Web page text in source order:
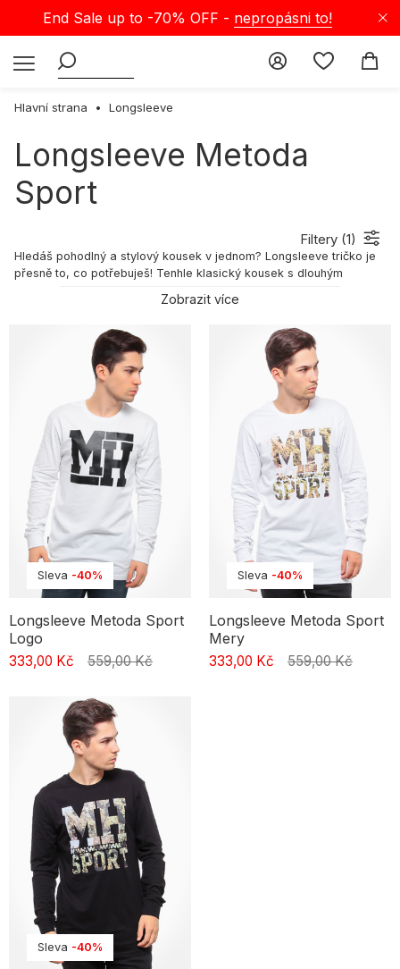
End Sale up to -70% OFF - nepropásni to!
Hlavní strana Longsleeve
Longsleeve Metoda
Sport
Filtery (1)
Hledáš pohodlný a stylový kousek v jednom? Longsleeve tričko je
přesně to, co potřebuješ! Tenhle klasický kousek s dlouhým
období. Prozkoumej nabídku longsleeve triček na Selectshopu a
doplň svůj šatník o tenhle nepostradatelný bestseller!
Longsleeve — charakteristika
Pánské longsleevy jsou spojením elegance a pohodlí — vytvořené
pro chlapy, kteří si cení klasického stylu i komfortu. V Selectshopu
najdeš modely pouze z kvalitní bavlny, která je příjemná na dotek a
dobře dýchá. Díky tomu se v nich budeš cítit skvěle za každého
počasí. Klasický střih a pečlivé detaily jim dodávají ležérní, ale i
elegantní vzhled. Dokonale padnoucí rukávy a pohodlný výstřih
umožňují volnost pohybu, takže v nich můžeš být klidně celý den.
Tričko se skvěle přizpůsobí postavě, zvýrazní přednosti a zároveň
nabídne maximální volnost.
Zobrazit více
Sleva -40%
Longsleeve Metoda Sport
Logo
333,00 Kč 559,00 Kč
Sleva -40%
Longsleeve Metoda Sport
Mery
333,00 Kč 559,00 Kč
Sleva -40%